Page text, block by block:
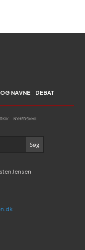
NAVNE DEBAT
NYHEDSMAIL
Jensen